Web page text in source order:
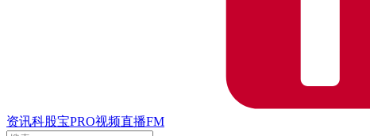
资讯科股宝PRO视频直播FM